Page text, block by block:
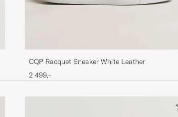
CQP Racquet Sneaker White Leather
2 499,-